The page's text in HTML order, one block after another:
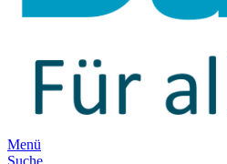
Menü
Suche